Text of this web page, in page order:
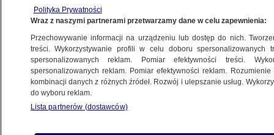
z czterema nagrodami US
International Awards
POLSKA
Dziennikarki TVN24 nagrodzone
w konkursie Kryształowe Pióra
Polityka Prywatności
Wraz z naszymi partnerami przetwarzamy dane w celu zapewnienia:
Przechowywanie informacji na urządzeniu lub dostęp do nich.
treści. Wykorzystywanie profili w celu doboru spersonalizowanych
spersonalizowanych reklam. Pomiar efektywności treści.
spersonalizowanych reklam. Pomiar efektywności reklam.
kombinacji danych z różnych źródeł. Rozwój i ulepszanie usług.
do wyboru reklam.
Lista partnerów (dostawców)